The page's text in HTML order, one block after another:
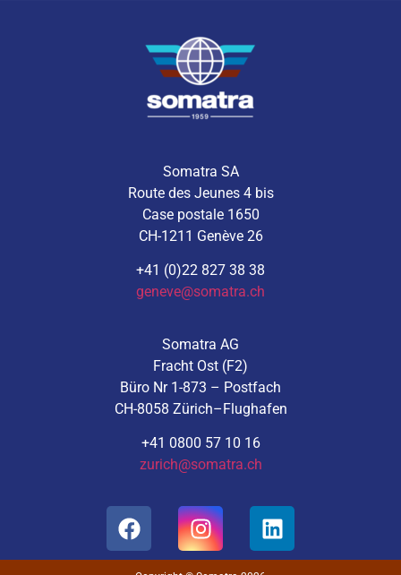
Somatra SA
Route des Jeunes 4 bis
Case postale 1650
CH-1211 Genève 26
+41 (0)22 827 38 38
geneve@somatra.ch
Somatra AG
Fracht Ost (F2)
Büro Nr 1-873 – Postfach
CH-8058 Zürich–Flughafen
+41 0800 57 10 16
zurich@somatra.ch